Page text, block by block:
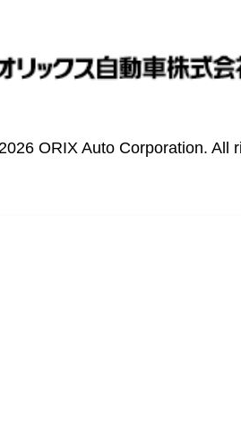
ORIX Auto Corporation. All